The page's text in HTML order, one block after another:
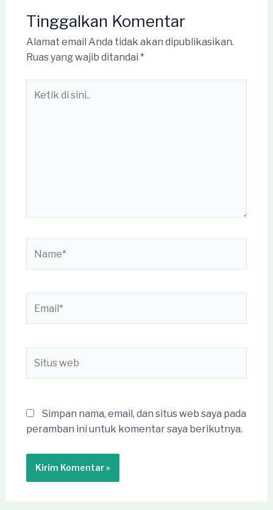
Tinggalkan Komentar
Alamat email Anda tidak akan dipublikasikan.
Ruas yang wajib ditandai *
web
Simpan nama, email, dan situs web saya pada
peramban ini untuk komentar saya berikutnya.